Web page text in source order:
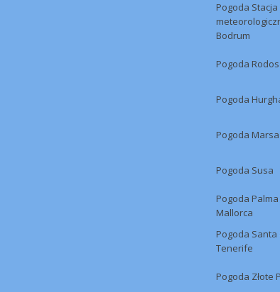
Pogoda Stacja
Bodrum
Pogoda Rodos
Pogoda
Pogoda
Pogoda Susa
Pogoda
Mallorca
Pogoda Santa
Tenerife
Pogoda Złote